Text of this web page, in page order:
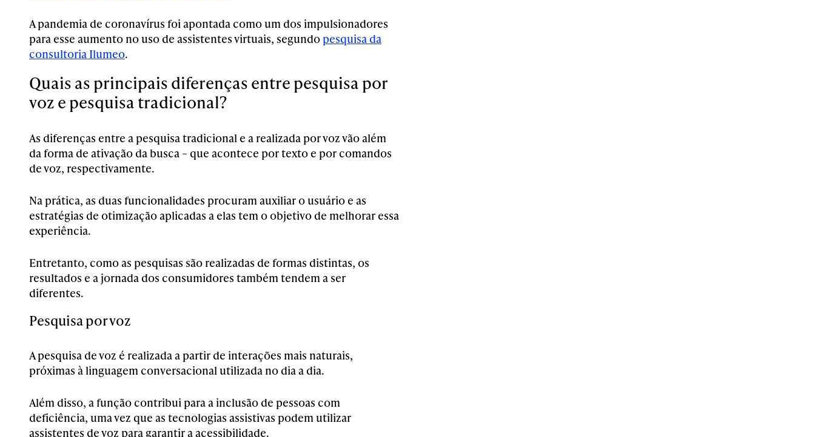
A pandemia de coronavírus foi apontada como um dos impulsionadores
para esse aumento no uso de assistentes virtuais, segundo pesquisa da
consultoria Ilumeo.
Quais as principais diferenças entre pesquisa por
voz e pesquisa tradicional?
As diferenças entre a pesquisa tradicional e a realizada por voz vão além
da forma de ativação da busca – que acontece por texto e por comandos
de voz, respectivamente.
Na prática, as duas funcionalidades procuram auxiliar o usuário e as
estratégias de otimização aplicadas a elas tem o objetivo de melhorar essa
experiência.
Entretanto, como as pesquisas são realizadas de formas distintas, os
resultados e a jornada dos consumidores também tendem a ser
diferentes.
Pesquisa por voz
A pesquisa de voz é realizada a partir de interações mais naturais,
próximas à linguagem conversacional utilizada no dia a dia.
Além disso, a função contribui para a inclusão de pessoas com
deficiência, uma vez que as tecnologias assistivas podem utilizar
assistentes de voz para garantir a acessibilidade.